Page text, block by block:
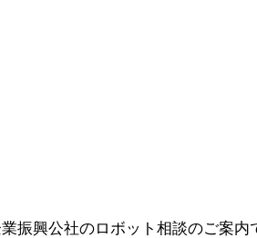
振興公社のロボット相談のご案内